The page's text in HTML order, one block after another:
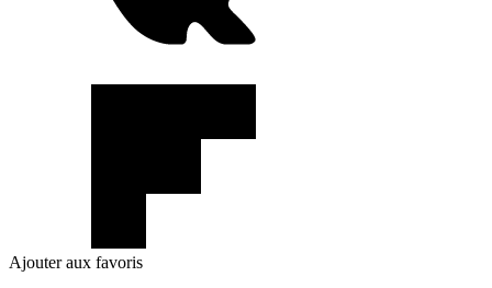
Ajouter aux favoris